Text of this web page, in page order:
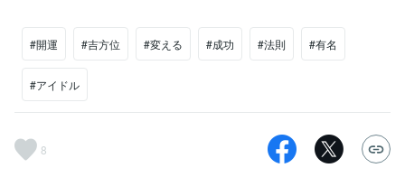
#開運 #吉方位 #変える #成功 #法則 #有名
#アイドル
8